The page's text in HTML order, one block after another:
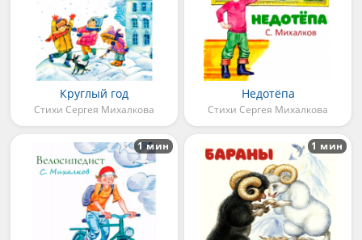
Круглый год
Стихи Сергея Михалкова
Недотёпа
Стихи Сергея Михалкова
1 мин 1 мин